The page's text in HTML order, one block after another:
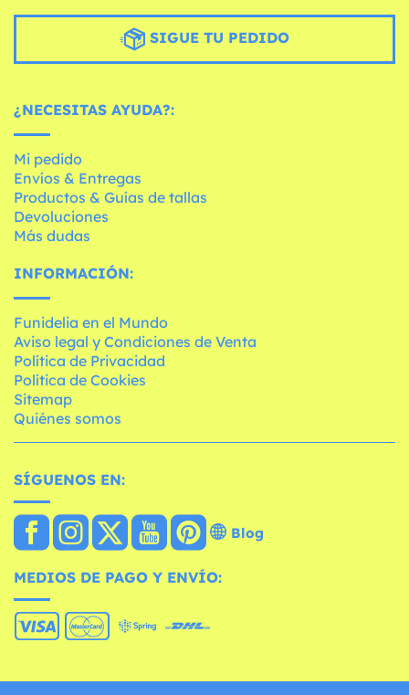
SIGUE TU PEDIDO
¿NECESITAS AYUDA?:
Mi pedido
Envíos & Entregas
Productos & Guías de tallas
Devoluciones
Más dudas
INFORMACIÓN:
Funidelia en el Mundo
Aviso legal y Condiciones de Venta
Política de Privacidad
Política de Cookies
Sitemap
Quiénes somos
SÍGUENOS EN:
Blog
MEDIOS DE PAGO Y ENVÍO: